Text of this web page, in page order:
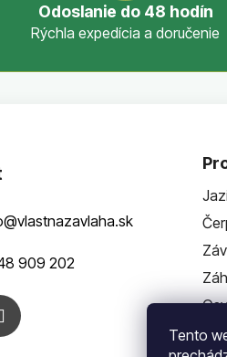
Tento
Odoslanie do 48 hodín
Rýchla expedícia a doručenie
@vlastnazavlaha.sk
909 202